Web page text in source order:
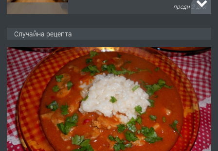
преди 2 дни
АПАРТАМЕНТ В ЦЕНТЪРА НА ГР.
ХАСКОВО
преди 2 дни
ПРЕДЛАГА Давам гараж под наем
преди 2 дни
Случайна рецепта